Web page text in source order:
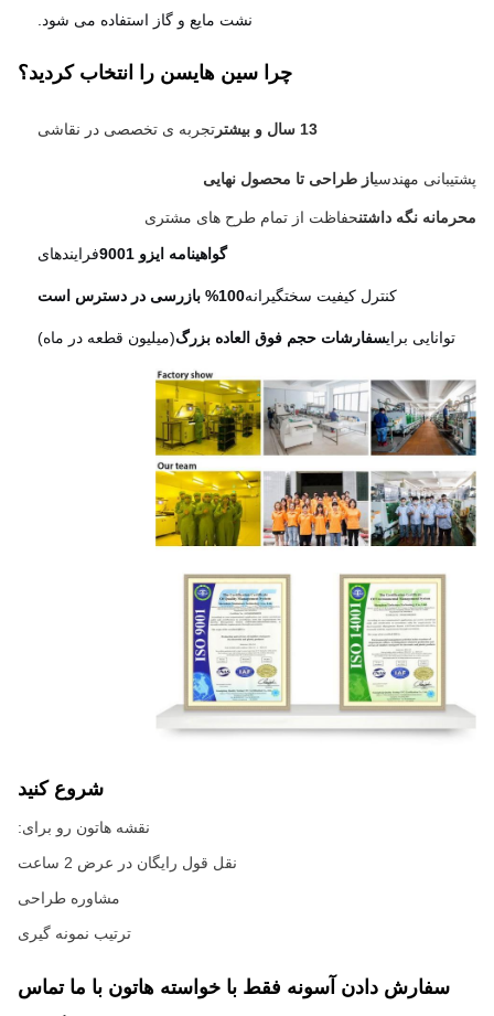
نشت مایع و گاز استفاده می شود.
چرا سین هایسن را انتخاب کردید؟
تجربه ی تخصصی در نقاشی
مهندسیاز طراحی تا محصول نهایی
نگه داشتن حفاظت از تمام طرح های مشتری
گواهینامه ایزو 9001 فرایندهای
کنترل کیفیت سختگیرانه100% بازرسی در دسترس است
توانایی برایسفارشات حجم فوق العاده بزرگ (میلیون قطعه در ماه)
شروع کنید
نقشه هاتون رو برای:
نقل قول رایگان در عرض 2 ساعت
مشاوره طراحی
ترتیب نمونه گیری
سفارش دادن آسونه فقط با خواسته هاتون با ما تماس